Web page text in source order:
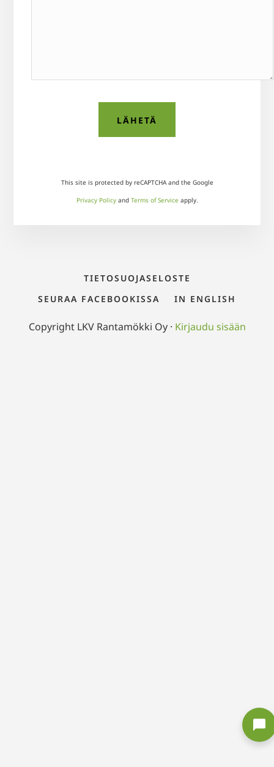
This site is protected by reCAPTCHA and the Google
Privacy Policyand Terms of Service apply.
TIETOSUOJASELOSTE
SEURAA FACEBOOKISSA
IN ENGLISH
Copyright LKV Rantamökki Oy · Kirjaudu sisään